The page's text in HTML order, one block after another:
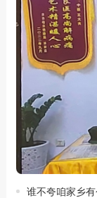
谁不夸咱家乡